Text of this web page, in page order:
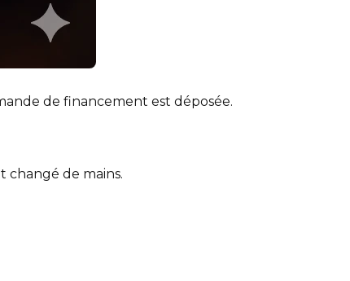
de financement est déposée.
changé de mains.